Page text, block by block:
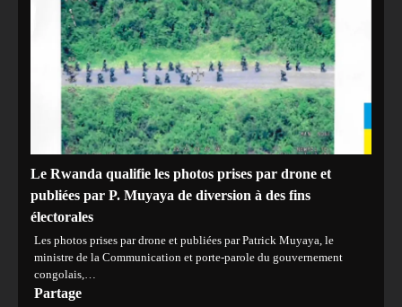
Le Rwanda qualifie les photos prises par drone et
publiées par P. Muyaya de diversion à des fins
électorales
Les photos prises par drone et publiées par Patrick Muyaya, le
ministre de la Communication et porte-parole du gouvernement
congolais,…
Partage